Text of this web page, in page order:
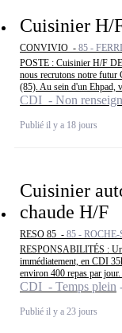
Cuisinier H/
CONVIVIO - 85 -
POSTE : Cuisinier H/F
nous recrutons notre futur
(85). Au sein d'un Ehpad,
CDI - Non
Publié il y a 18 jours
Cuisinier
chaude H/F
RESO 85 - 85 -
RESPONSABILITÉS :
immédiatement, en CDI
environ 400 repas par
CDI - Temps plein
Publié il y a 23 jours